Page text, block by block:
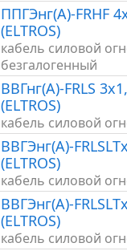
ППГЭнг(А)-FRHF
(ELTROS)
кабель силовой
безгалогенный
ВВГнг(А)-FRLS
(ELTROS)
кабель силовой
ВВГЭнг(А)-
(ELTROS)
кабель силовой
ВВГЭнг(А)-
(ELTROS)
кабель силовой